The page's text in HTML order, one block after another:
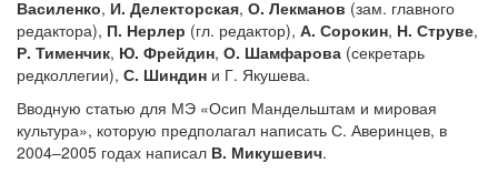
Василенко, И. Делекторская, О. Лекманов (зам. главного
редактора), П. Нерлер (гл. редактор), А. Сорокин, Н. Струве,
Р. Тименчик, Ю. Фрейдин, О. Шамфарова (секретарь
редколлегии), С. Шиндин и Г. Якушева.
Вводную статью для МЭ «Осип Мандельштам и мировая
культура», которую предполагал написать С. Аверинцев, в
2004–2005 годах написал В. Микушевич.